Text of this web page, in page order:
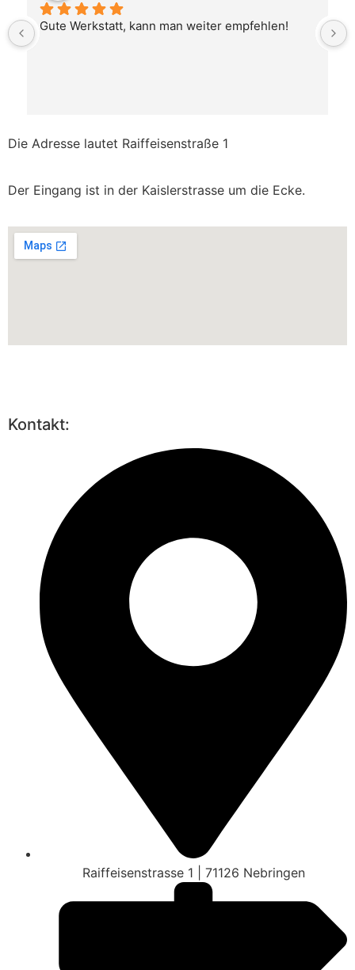
Gute Werkstatt, kann man weiter empfehlen!
Die Adresse lautet Raiffeisenstraße 1
Der Eingang ist in der Kaislerstrasse um die Ecke.
Kontakt:
Raiffeisenstrasse 1 | 71126 Nebringen